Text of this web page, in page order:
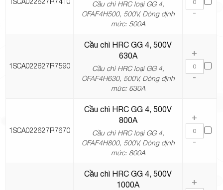
Cầu chì HRC loại GG 4,
OFAF4H500, 500V, Dòng định
mức: 500A
-
1SCA022627R7590
Cầu chì HRC GG 4, 500V
630A
Cầu chì HRC loại GG 4,
OFAF4H630, 500V, Dòng định
mức: 630A
+
-
1SCA022627R7670
Cầu chì HRC GG 4, 500V
800A
Cầu chì HRC loại GG 4,
OFAF4H800, 500V, Dòng định
mức: 800A
+
-
Cầu chì HRC GG 4, 500V
1000A
+